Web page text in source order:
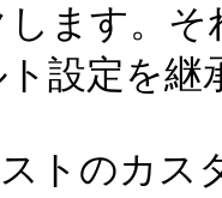
します。
設定を
トのカ